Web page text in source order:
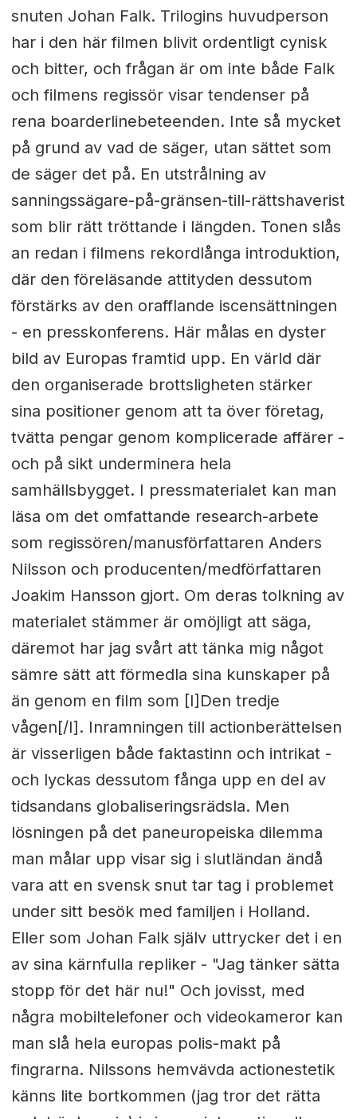
snuten Johan Falk. Trilogins huvudperson
har i den här filmen blivit ordentligt cynisk
och bitter, och frågan är om inte både Falk
och filmens regissör visar tendenser på
rena boarderlinebeteenden. Inte så mycket
på grund av vad de säger, utan sättet som
de säger det på. En utstrålning av
sanningssägare-på-gränsen-till-rättshaverist
som blir rätt tröttande i längden. Tonen slås
an redan i filmens rekordlånga introduktion,
där den föreläsande attityden dessutom
förstärks av den orafflande iscensättningen
- en presskonferens. Här målas en dyster
bild av Europas framtid upp. En värld där
den organiserade brottsligheten stärker
sina positioner genom att ta över företag,
tvätta pengar genom komplicerade affärer -
och på sikt underminera hela
samhällsbygget. I pressmaterialet kan man
läsa om det omfattande research-arbete
som regissören/manusförfattaren Anders
Nilsson och producenten/medförfattaren
Joakim Hansson gjort. Om deras tolkning av
materialet stämmer är omöjligt att säga,
däremot har jag svårt att tänka mig något
sämre sätt att förmedla sina kunskaper på
än genom en film som [I]Den tredje
vågen[/I]. Inramningen till actionberättelsen
är visserligen både faktastinn och intrikat -
och lyckas dessutom fånga upp en del av
tidsandans globaliseringsrädsla. Men
lösningen på det paneuropeiska dilemma
man målar upp visar sig i slutländan ändå
vara att en svensk snut tar tag i problemet
under sitt besök med familjen i Holland.
Eller som Johan Falk själv uttrycker det i en
av sina kärnfulla repliker - "Jag tänker sätta
stopp för det här nu!" Och jovisst, med
några mobiltelefoner och videokameror kan
man slå hela europas polis-makt på
fingrarna. Nilssons hemvävda actionestetik
känns lite bortkommen (jag tror det rätta